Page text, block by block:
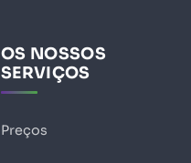
OS NOSSOS
SERVIÇOS
Preços